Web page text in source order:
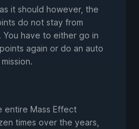
it should however, the
do not stay from
You have to either go in
again or do an auto
entire Mass Effect
times over the years,